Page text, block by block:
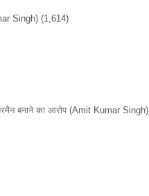
Singh) (1,614)
बनाने का आरोप (Amit Kumar Singh)